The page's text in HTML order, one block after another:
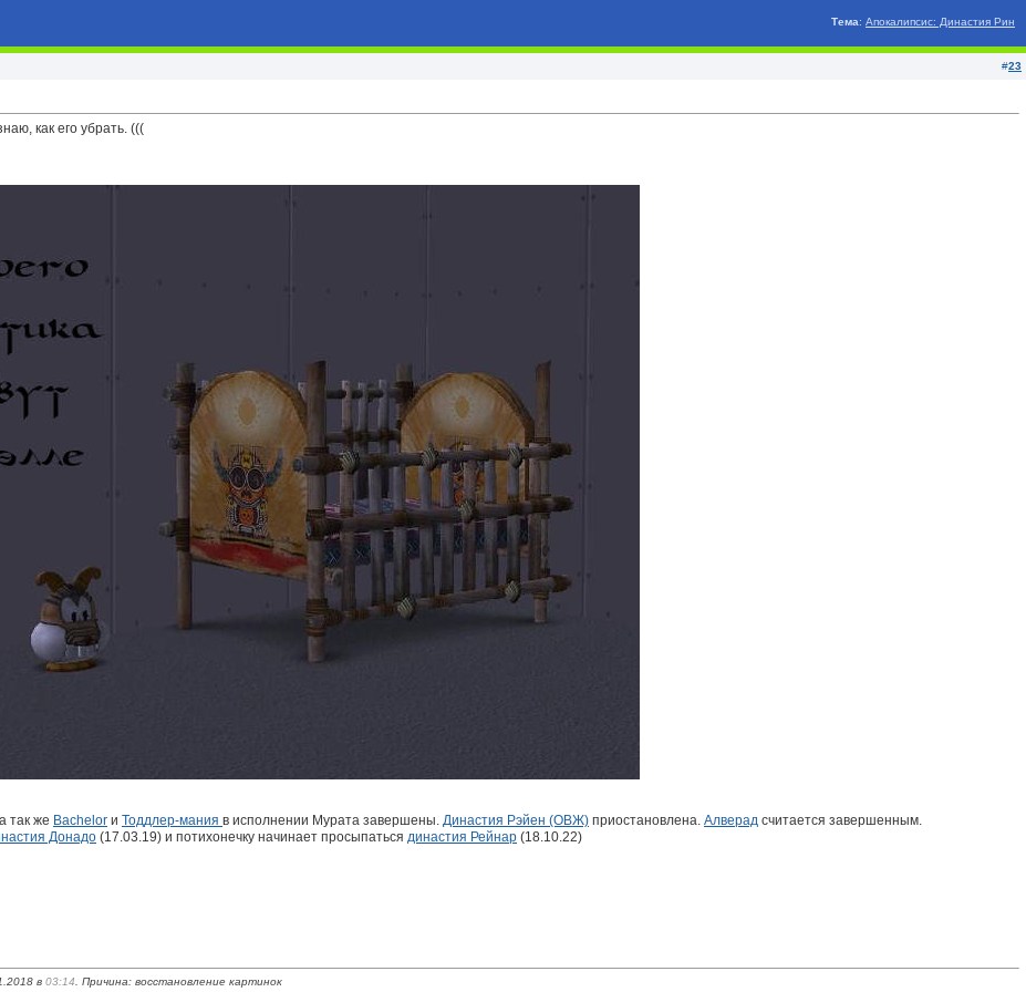
Тема: Апокалипсис: Династия Рин
#23
как его убрать. (((
так же Bachelor и Тоддлер-мания в исполнении Мурата завершены. Династия Рэйен (ОВЖ) приостановлена. Алверад считается завершенным.
Донадо (17.03.19) и потихонечку начинает просыпаться династия Рейнар (18.10.22)
в 03:14 . Причина: восстановление картинок